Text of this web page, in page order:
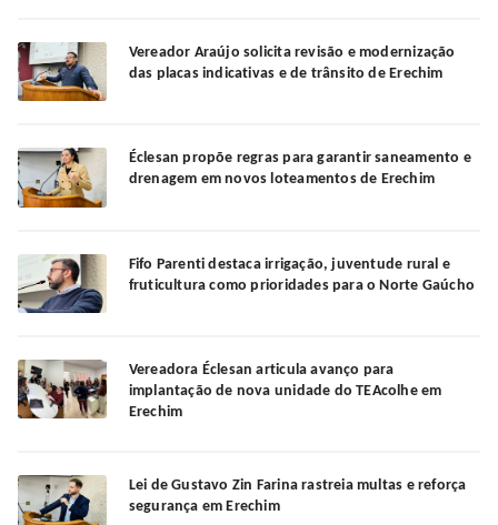
Vereador Araújo solicita revisão e modernização
das placas indicativas e de trânsito de Erechim
Éclesan propõe regras para garantir saneamento e
drenagem em novos loteamentos de Erechim
Fifo Parenti destaca irrigação, juventude rural e
fruticultura como prioridades para o Norte Gaúcho
Vereadora Éclesan articula avanço para
implantação de nova unidade do TEAcolhe em
Erechim
Lei de Gustavo Zin Farina rastreia multas e reforça
segurança em Erechim